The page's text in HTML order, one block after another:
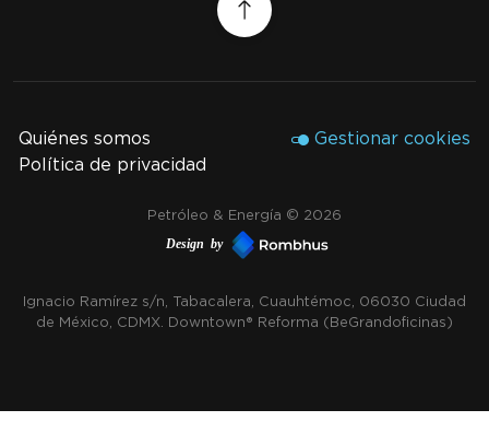
Quiénes somos
Política de privacidad
Gestionar cookies
Petróleo & Energía © 2026
Design by
Ignacio Ramírez s/n, Tabacalera, Cuauhtémoc, 06030 Ciudad
de México, CDMX. Downtown® Reforma (Be Grand oficinas)